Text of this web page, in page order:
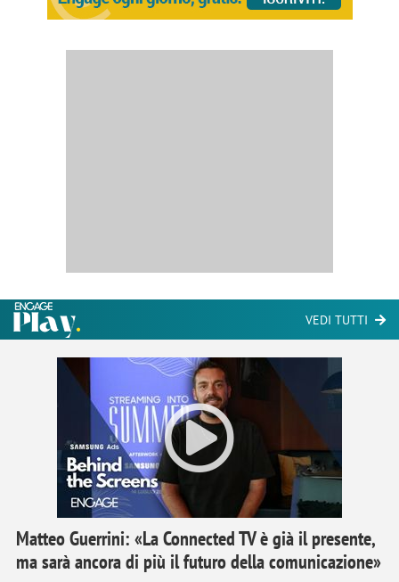
VEDI TUTTI
Matteo Guerrini: «La Connected TV è già il presente,
ma sarà ancora di più il futuro della comunicazione»